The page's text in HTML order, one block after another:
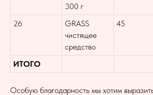
300 г
26
GRASS
чистящее
средство
45
ИТОГО
Особую благодарность мы хотим